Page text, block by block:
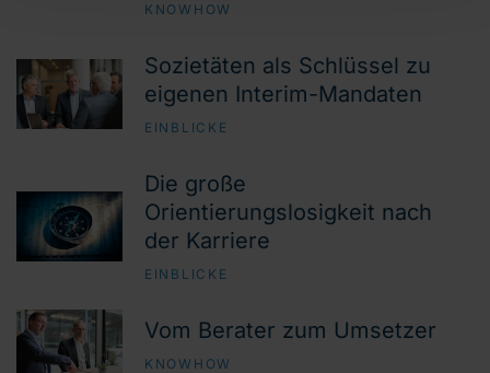
KNOWHOW
Sozietäten als Schlüssel zu
eigenen Interim-Mandaten
EINBLICKE
Die große
Orientierungslosigkeit nach
der Karriere
EINBLICKE
Vom Berater zum Umsetzer
KNOWHOW